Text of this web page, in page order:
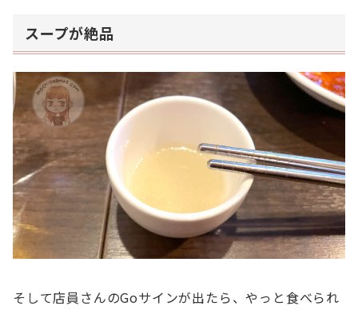
スープが絶品
そして店員さんのGoサインが出たら、やっと食べられ